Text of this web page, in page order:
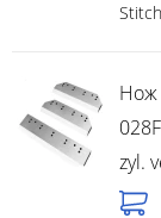
Нож
zyl.